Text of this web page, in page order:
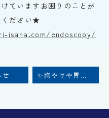
ています お困りのことが
ください★
isana.com/endoscopy/
せ ✨胸やけや胃もたれ、大丈夫ですか？✨